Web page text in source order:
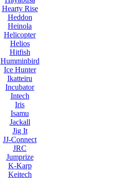
Hearty Rise
Heddon
Heinola
Helicopter
Helios
Hitfish
Humminbird
Ice Hunter
Ikatteiru
Incubator
Intech
Iris
Isamu
Jackall
Jig It
JJ-Connect
JRC
Jumprize
K-Karp
Keitech